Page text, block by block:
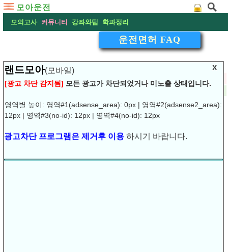
모아운전
모의고사 커뮤니티 강좌와팁 학과정리
X
랜드모아(모바일)
[광고 차단 감지됨] 모든 광고가 차단되었거나 미노출 상태입니다.
영역별 높이: 영역#1(adsense_area): 0px | 영역#2(adsense2_area):
12px | 영역#3(no-id): 12px | 영역#4(no-id): 12px
운전면허 FAQ
▽필기시험은 인천에서보고 실기시험은 타지역에서
URL복사
▶